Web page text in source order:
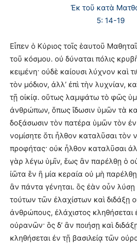
Ἐκ τοῦ κατὰ
5: 14-19
Εἶπεν ὁ Κύριος τοῖς ἑαυτοῦ
τοῦ κόσμου. οὐ δύναται πόλις
κειμένη· οὐδὲ καίουσι λύχνον καὶ
τὸν μόδιον, ἀλλ’ ἐπὶ τὴν λυχνίαν,
τῇ οἰκίᾳ. οὕτως λαμψάτω τὸ φῶς
ἀνθρώπων, ὅπως ἴδωσιν ὑμῶν τὰ
δοξάσωσιν τὸν πατέρα ὑμῶν τὸν
νομίσητε ὅτι ἦλθον καταλῦσαι τὸν
προφήτας· οὐκ ἦλθον καταλῦσαι
γὰρ λέγω ὑμῖν, ἕως ἂν παρέλθῃ ὁ
ἰῶτα ἓν ἢ μία κεραία οὐ μὴ
ἂν πάντα γένηται. ὃς ἐὰν οὖν
τούτων τῶν ἐλαχίστων καὶ διδάξῃ
ἀνθρώπους, ἐλάχιστος κληθήσεται
οὐρανῶν· ὃς δ’ ἂν ποιήσῃ καὶ
κληθήσεται ἐν τῇ βασιλείᾳ τῶν